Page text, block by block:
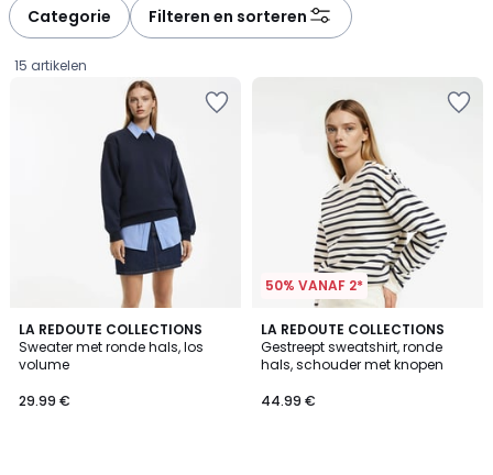
Categorie Filteren en sorteren
15 artikelen
LA REDOUTE COLLECTIONS
Sweater met ronde hals, los
volume
€.
29.99 €
3.9
/ 5
2
Kleuren
50% VANAF 2*
LA REDOUTE COLLECTIONS
Gestreept sweatshirt, ronde
hals, schouder met knopen
44.99 €
4.4
/ 5